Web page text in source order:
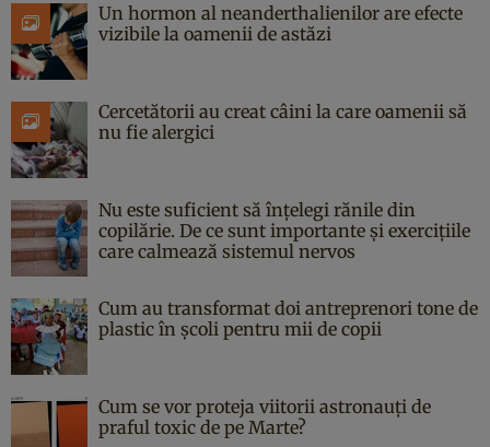
Un hormon al neanderthalienilor are efecte
vizibile la oamenii de astăzi
Cercetătorii au creat câini la care oamenii să
nu fie alergici
Nu este suficient să înțelegi rănile din
copilărie. De ce sunt importante și exercițiile
care calmează sistemul nervos
Cum au transformat doi antreprenori tone de
plastic în școli pentru mii de copii
Cum se vor proteja viitorii astronauți de
praful toxic de pe Marte?